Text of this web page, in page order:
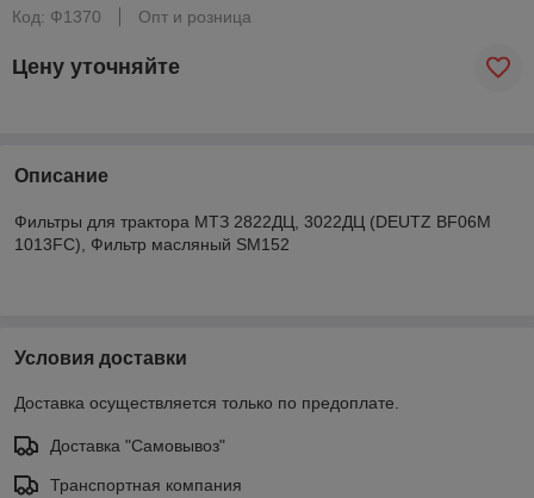
Код: Ф1370
Опт и розница
Цену уточняйте
Описание
Фильтры для трактора МТЗ 2822ДЦ, 3022ДЦ (DEUTZ BF06M
1013FC), Фильтр масляный SM152
Условия доставки
Доставка осуществляется только по предоплате.
Доставка "Самовывоз"
Транспортная компания